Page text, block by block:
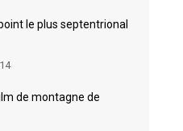
le plus septentrional
de montagne de